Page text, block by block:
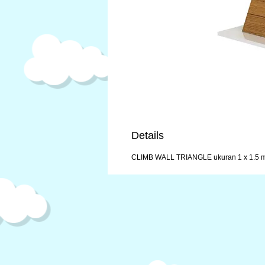
Details
CLIMB WALL TRIANGLE ukuran 1 x 1.5